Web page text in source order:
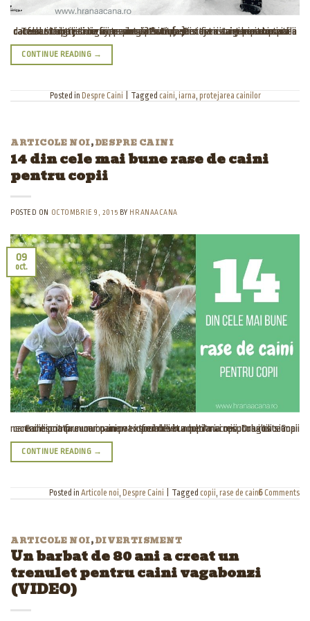
Tweet Iarna poate fi o perioada frumoasa si fericita si pentru caini daca sunt ingrijiti coraspunzator. Patrupezii nostri sunt mai expuse la raceala si hipotermia in aceasta perioada. Pentru a asigura sanatatea catelului tau trebuie sa te pregatesti pentru aceasta perioada si sa ii oferi conditie si ingrijire adecvata. Cum protejam cainele pe timpul iernii? Sunt [...]
CONTINUE READING →
Posted in Despre Caini Tagged caini iarna protejarea cainilor
ARTICOLE NOI,DESPRE CAINI
14 din cele mai bune rase de caini
pentru copii
POSTED ON OCTOMBRIE 9, 2015 BY HRANAACANA
09
oct.
Cainii pot fi un companion extrem de bun pentru copii. Dragostea neconditionata a unui caine va infrumuseta copilaria micutului tau. Copii care cresc impreuna cu un patruped devin adulti mai responsabili si mai sociabili.
CONTINUE READING →
Posted in Articole noi, Despre Caini Tagged copii, rase de caini6Comments
ARTICOLE NOI,DIVERTISMENT
Un barbat de 80 ani a creat un
trenulet pentru caini vagabonzi
(VIDEO)